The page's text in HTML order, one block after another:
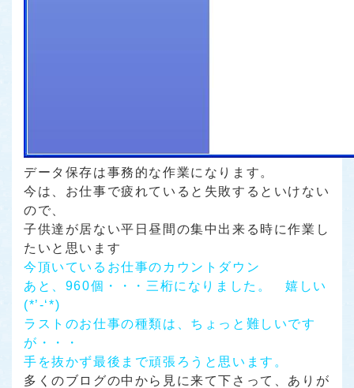
データ保存は事務的な作業になります。
今は、お仕事で疲れていると失敗するといけない
ので、
子供達が居ない平日昼間の集中出来る時に作業し
たいと思います
今頂いているお仕事のカウントダウン
あと、960個・・・三桁になりました。 嬉しい
(*’-‘*)
ラストのお仕事の種類は、ちょっと難しいです
が・・・
手を抜かず最後まで頑張ろうと思います。
多くのブログの中から見に来て下さって、ありが